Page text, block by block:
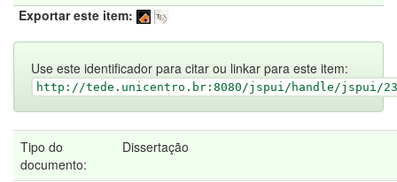
Exportar este item:
Use este identificador para citar ou linkar para este item:
http://tede.unicentro.br:8080/jspui/handle/jspui/
Tipo do
documento:
Dissertação